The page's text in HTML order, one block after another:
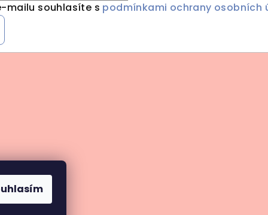
mailu souhlasíte s podmínkami ochrany osobních